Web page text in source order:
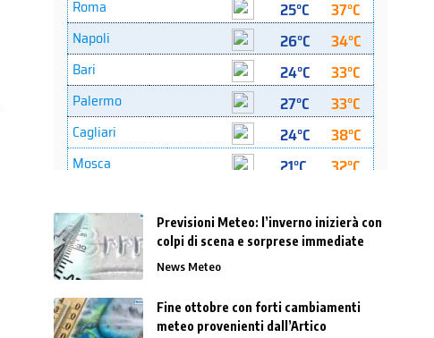
Previsioni Meteo: l’inverno inizierà con
colpi di scena e sorprese immediate
News Meteo
Fine ottobre con forti cambiamenti
meteo provenienti dall’Artico